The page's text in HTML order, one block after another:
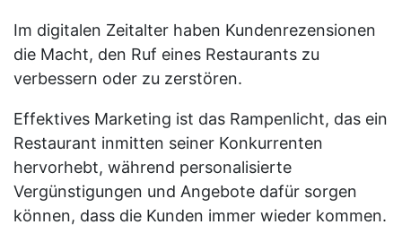
Im digitalen Zeitalter haben Kundenrezensionen
die Macht, den Ruf eines Restaurants zu
verbessern oder zu zerstören.
Effektives Marketing ist das Rampenlicht, das ein
Restaurant inmitten seiner Konkurrenten
hervorhebt, während personalisierte
Vergünstigungen und Angebote dafür sorgen
können, dass die Kunden immer wieder kommen.